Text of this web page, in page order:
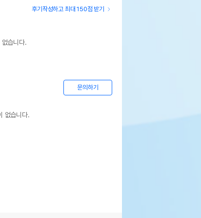
후기작성하고 최대 150점 받기
습니다.
문의하기
없습니다.